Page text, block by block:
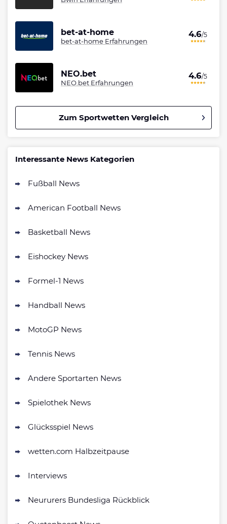
bet-at-home
bet-at-home Erfahrungen
4.6/5
NEO.bet
NEO.bet Erfahrungen
4.6/5
Zum Sportwetten Vergleich
100% bis zu 80€
Interwetten Bonus
AGB gelten
Bwin Bonus
500 % QUOTENBOOST + 100€
200% bis zu 50€
Interessante News Kategorien
Fußball News
American Football News
Basketball News
Eishockey News
Formel-1 News
Handball News
MotoGP News
Tennis News
Andere Sportarten News
Spielothek News
Glücksspiel News
wetten.com Halbzeitpause
Interviews
Neururers Bundesliga Rückblick